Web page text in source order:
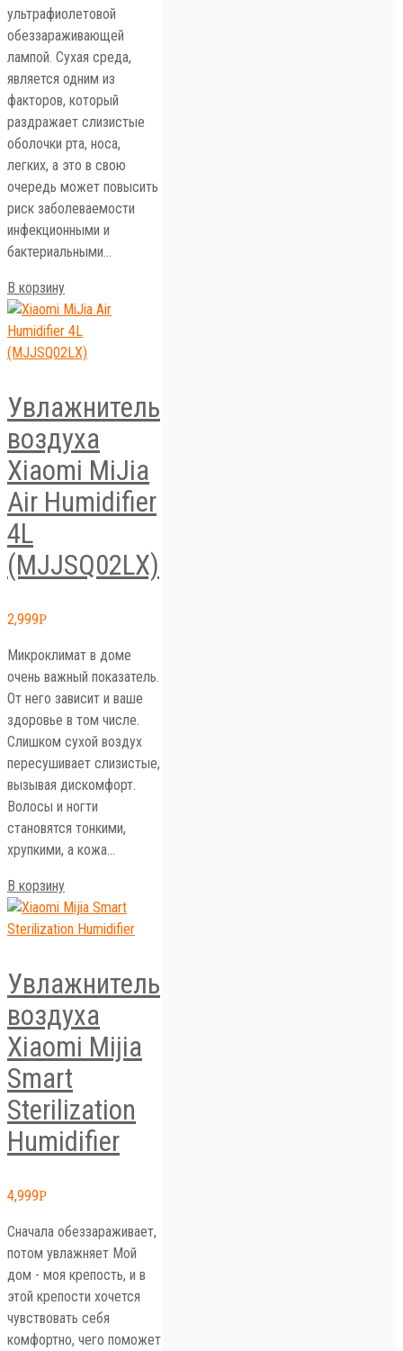
ультрафиолетовой
обеззараживающей
лампой. Сухая среда,
является одним из
факторов, который
раздражает слизистые
оболочки рта, носа,
легких, а это в свою
очередь может повысить
риск заболеваемости
инфекционными и
бактериальными…
В корзину
Увлажнитель
воздуха
Xiaomi MiJia
Air Humidifier
4L
(MJJSQ02LX)
2,999Р
Микроклимат в доме
очень важный показатель.
От него зависит и ваше
здоровье в том числе.
Слишком сухой воздух
пересушивает слизистые,
вызывая дискомфорт.
Волосы и ногти
становятся тонкими,
хрупкими, а кожа…
В корзину
Увлажнитель
воздуха
Xiaomi Mijia
Smart
Sterilization
Humidifier
4,999Р
Сначала обеззараживает,
потом увлажняет Мой
дом - моя крепость, и в
этой крепости хочется
чувствовать себя
комфортно, чего поможет